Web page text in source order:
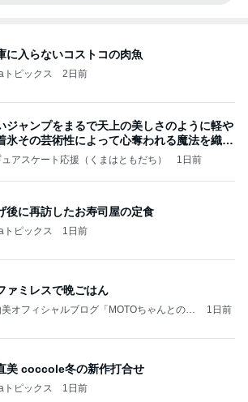
に入らないコストコの肉魚
トピックス 2日前
ジャンプをまるで天上の美しさのように軽や
氷その芸術性によって心奪われる魔法を織り
アスケート応援（くまはともだち） 1日前
後に再訪したお寿司屋の定食
トピックス 1日前
ァミレスで晩ごはん
オフィシャルブログ「MOTOちゃんとのは
1日前
美 coccole冬の新作打合せ
トピックス 1日前